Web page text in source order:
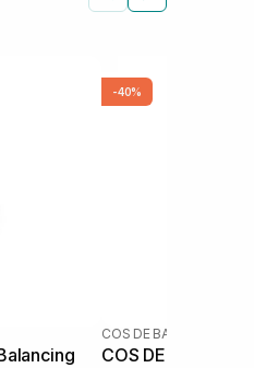
-40%
COS DE BAHA
COS DE BAHA